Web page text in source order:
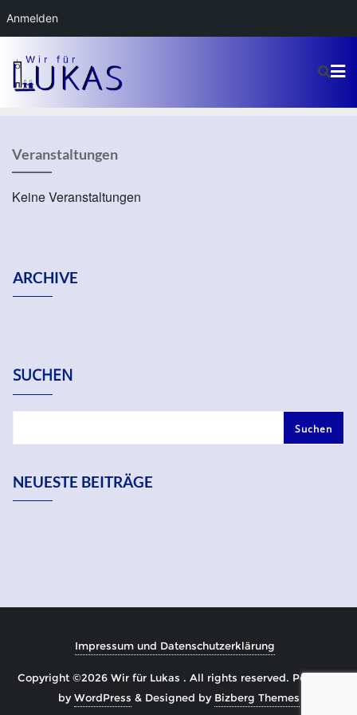
Anmelden
Veranstaltungen
Keine Veranstaltungen
ARCHIVE
SUCHEN
Suchen
NEUESTE BEITRÄGE
Impressum und Datenschutzerklärung
Copyright ©2026 Wir für Lukas . All rights reserved. Powered
byWordPress & Designed by Bizberg Themes